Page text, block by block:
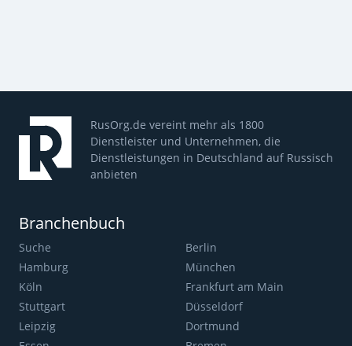
RusOrg.de vereint mehr als 1800
Dienstleister und Unternehmen, die
Dienstleistungen in Deutschland auf Russisch
anbieten
Branchenbuch
Suche
Berlin
Hamburg
München
Köln
Frankfurt am Main
Stuttgart
Düsseldorf
Leipzig
Dortmund